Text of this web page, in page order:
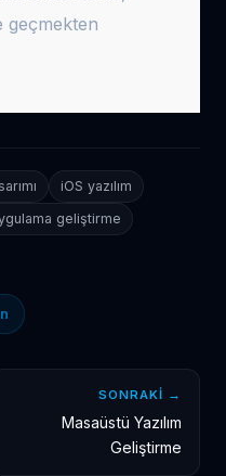
geçmekten
iOS yazılım
geliştirme
SONRAKI →
Masaüstü Yazılım
Geliştirme